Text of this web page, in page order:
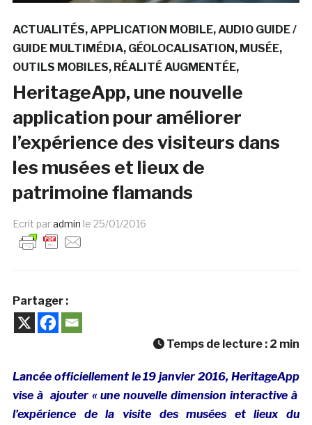
ACTUALITÉS APPLICATION MOBILE AUDIO GUIDE /
GUIDE MULTIMÉDIA GÉOLOCALISATION MUSÉE
OUTILS MOBILES RÉALITÉ AUGMENTÉE
HeritageApp, une nouvelle
application pour améliorer
l’expérience des visiteurs dans
les musées et lieux de
patrimoine flamands
Ecrit paradmin le 25/01/2016
Partager :
Temps de lecture : 2 min
Lancée officiellement le 19 janvier 2016, HeritageApp
vise à ajouter « une nouvelle dimension interactive à
l’expérience de la visite des musées et lieux du